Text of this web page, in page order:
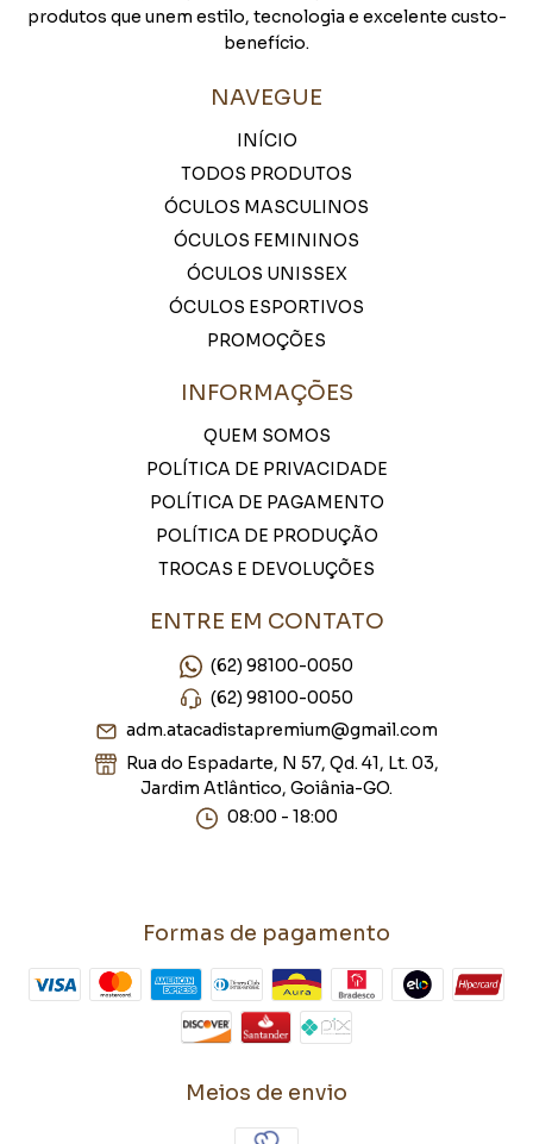
produtos que unem estilo, tecnologia e excelente custo-
benefício.
NAVEGUE
INÍCIO
TODOS PRODUTOS
ÓCULOS MASCULINOS
ÓCULOS FEMININOS
ÓCULOS UNISSEX
ÓCULOS ESPORTIVOS
PROMOÇÕES
INFORMAÇÕES
QUEM SOMOS
POLÍTICA DE PRIVACIDADE
POLÍTICA DE PAGAMENTO
POLÍTICA DE PRODUÇÃO
TROCAS E DEVOLUÇÕES
ENTRE EM CONTATO
(62) 98100-0050
(62) 98100-0050
adm.atacadistapremium@gmail.com
Rua do Espadarte, N 57, Qd. 41, Lt. 03,
Jardim Atlântico, Goiânia-GO.
08:00 - 18:00
Formas de pagamento
Meios de envio